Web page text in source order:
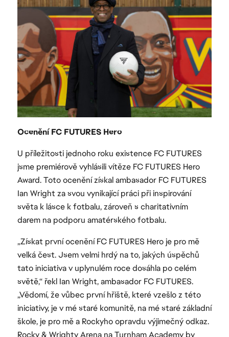
Ocenění FC FUTURES Hero
U příležitosti jednoho roku existence FC FUTURES
jsme premiérově vyhlásili vítěze FC FUTURES Hero
Award. Toto ocenění získal ambasador FC FUTURES
Ian Wright za svou vynikající práci při inspirování
světa k lásce k fotbalu, zároveň s charitativním
darem na podporu amatérského fotbalu.
„Získat první ocenění FC FUTURES Hero je pro mě
velká čest. Jsem velmi hrdý na to, jakých úspěchů
tato iniciativa v uplynulém roce dosáhla po celém
světě,“ řekl Ian Wright, ambasador FC FUTURES.
„Vědomí, že vůbec první hřiště, které vzešlo z této
iniciativy, je v mé staré komunitě, na mé staré základní
škole, je pro mě a Rockyho opravdu výjimečný odkaz.
Rocky & Wrighty Arena na Turnham Academy by